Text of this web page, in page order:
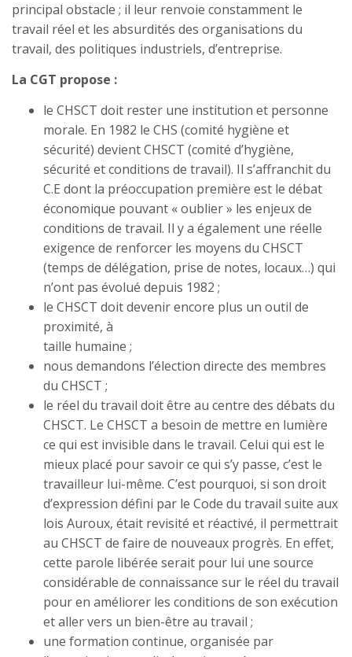
principal obstacle ; il leur renvoie constamment le
travail réel et les absurdités des organisations du
travail, des politiques industriels, d’entreprise.
La CGT propose :
le CHSCT doit rester une institution et personne
morale. En 1982 le CHS (comité hygiène et
sécurité) devient CHSCT (comité d’hygiène,
sécurité et conditions de travail). Il s’affranchit du
C.E dont la préoccupation première est le débat
économique pouvant « oublier » les enjeux de
conditions de travail. Il y a également une réelle
exigence de renforcer les moyens du CHSCT
(temps de délégation, prise de notes, locaux…) qui
n’ont pas évolué depuis 1982 ;
le CHSCT doit devenir encore plus un outil de
proximité, à
taille humaine ;
nous demandons l’élection directe des membres
du CHSCT ;
le réel du travail doit être au centre des débats du
CHSCT. Le CHSCT a besoin de mettre en lumière
ce qui est invisible dans le travail. Celui qui est le
mieux placé pour savoir ce qui s’y passe, c’est le
travailleur lui-même. C’est pourquoi, si son droit
d’expression défini par le Code du travail suite aux
lois Auroux, était revisité et réactivé, il permettrait
au CHSCT de faire de nouveaux progrès. En effet,
cette parole libérée serait pour lui une source
considérable de connaissance sur le réel du travail
pour en améliorer les conditions de son exécution
et aller vers un bien-être au travail ;
une formation continue, organisée par